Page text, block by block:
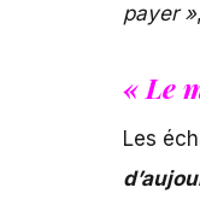
payer »
« Le
Les